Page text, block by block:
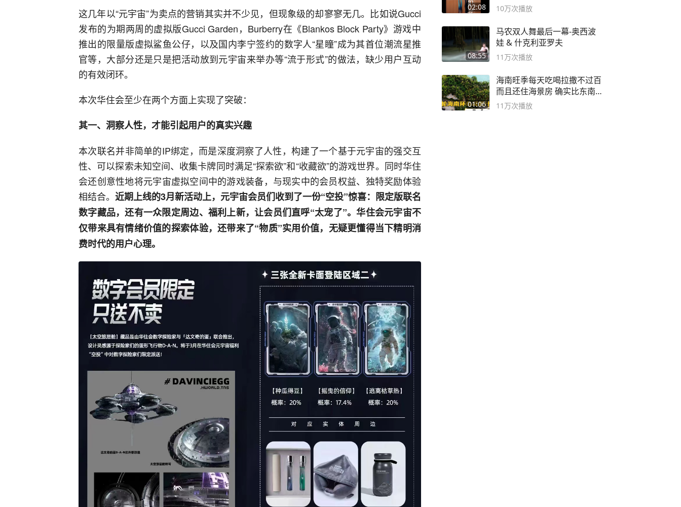
这几年以“元宇宙”为卖点的营销其实并不少见，但现象级的却寥寥无几。比如说Gucci
发布的为期两周的虚拟版Gucci Garden，Burberry在《Blankos Block Party》游戏中
推出的限量版虚拟鲨鱼公仔，以及国内李宁签约的数字人“星瞳”成为其首位潮流星推
官等，大部分还是只是把活动放到元宇宙来举办等“流于形式”的做法，缺少用户互动
的有效闭环。
本次华住会至少在两个方面上实现了突破：
其一、洞察人性，才能引起用户的真实兴趣
本次联名并非简单的IP绑定，而是深度洞察了人性，构建了一个基于元宇宙的强交互
性、可以探索未知空间、收集卡牌同时满足“探索欲”和“收藏欲”的游戏世界。同时华住
会还创意性地将元宇宙虚拟空间中的游戏装备，与现实中的会员权益、独特奖励体验
相结合。 近期上线的3月新活动上，元宇宙会员们收到了一份“空投”惊喜：限定版联名
数字藏品，还有一众限定周边、福利上新，让会员们直呼“太宠了”。华住会元宇宙不
仅带来具有情绪价值的探索体验，还带来了“物质”实用价值，无疑更懂得当下精明消
费时代的用户心理。
02:08 10万次播放
08:55
马农双人舞最后一幕-奥西波
娃 & 什克利亚罗夫
11万次播放
01:06
海南旺季每天吃喝拉撒不过百
而且还住海景房 确实比东南
亚合适
11万次播放